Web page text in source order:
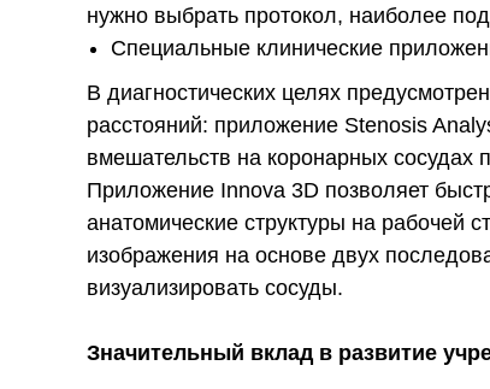
нужно выбрать протокол, наиболее
Специальные клинические
В диагностических целях
расстояний: приложение Stenosis
вмешательств на коронарных сосудах
Приложение Innova 3D позволяет
анатомические структуры на рабочей
изображения на основе двух
визуализировать сосуды.
Значительный вклад в развитие